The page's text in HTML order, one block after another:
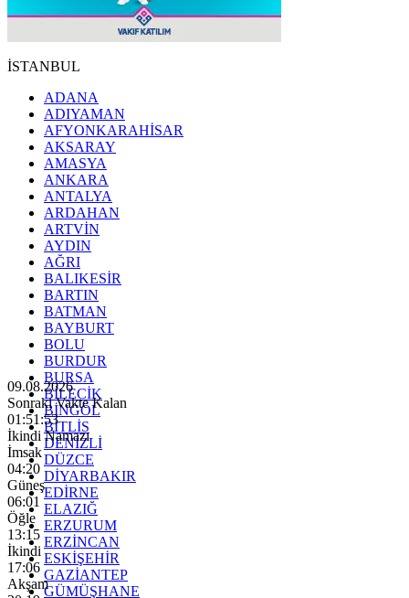
İSTANBUL
ADANA
ADIYAMAN
AFYONKARAHİSAR
AKSARAY
AMASYA
ANKARA
ANTALYA
ARDAHAN
ARTVİN
AYDIN
AĞRI
BALIKESİR
BARTIN
BATMAN
BAYBURT
BOLU
BURDUR
BURSA
BİLECİK
BİNGÖL
BİTLİS
DENİZLİ
DÜZCE
DİYARBAKIR
EDİRNE
ELAZIĞ
ERZURUM
ERZİNCAN
ESKİŞEHİR
GAZİANTEP
GÜMÜŞHANE
09.08.2026
Sonraki Vakte Kalan
01:51:51
İkindi Namazı
İmsak
04:20
Güneş
06:01
Öğle
13:15
İkindi
17:06
Akşam